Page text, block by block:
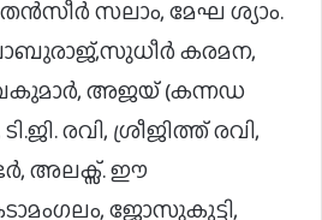
സലാം, മേഘ ശ്യാം.
കരമന,
അജയ് (കന്നഡ
രവി, ശ്രീജിത്ത് രവി,
അലക്സ്. ഈ
ജോസുകുട്ടി,